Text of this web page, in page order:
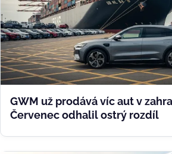
GWM už prodává víc aut v
Červenec odhalil ostrý rozdíl